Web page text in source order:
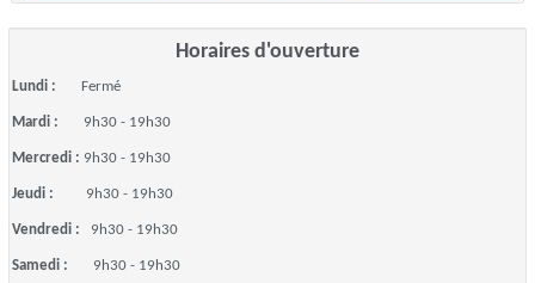
Horaires d'ouverture
Lundi : Fermé
Mardi : 9h30 - 19h30
Mercredi : 9h30 - 19h30
Jeudi : 9h30 - 19h30
Vendredi : 9h30 - 19h30
Samedi : 9h30 - 19h30